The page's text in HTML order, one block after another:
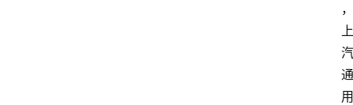
，
上
汽
通
用